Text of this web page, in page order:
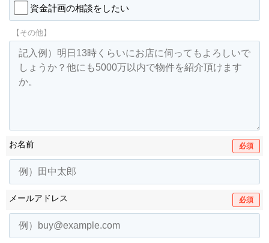
資金計画の相談をしたい
【その他】
お名前 必須
メールアドレス 必須